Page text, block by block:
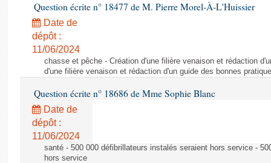
Question écrite n° 18477 de M. Pierre Morel-À-L'Huissier
Date de
dépôt :
11/06/2024
chasse et pêche - Création d'une filière venaison et rédaction
d'une filière venaison et rédaction d'un guide des bonnes
Question écrite n° 18686 de Mme Sophie Blanc
Date de
dépôt :
11/06/2024
santé - 500 000 défibrillateurs instalés seraient hors service -
hors service